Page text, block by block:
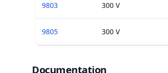
9803 300 V
9805 300 V
Documents
Documentation